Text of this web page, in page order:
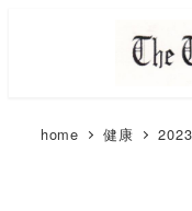
home 健康